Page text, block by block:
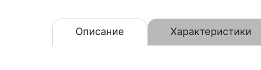
Описание Характеристики